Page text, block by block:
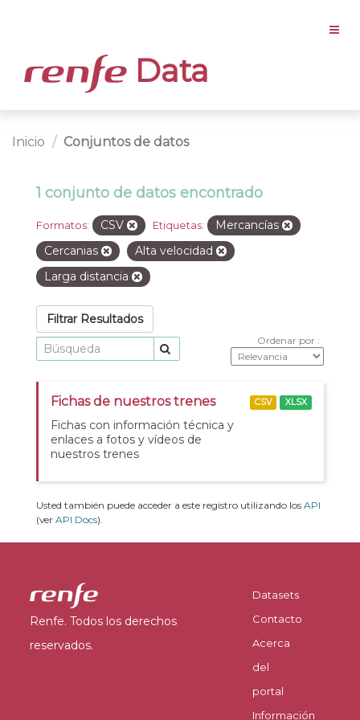
Data
Inicio Conjuntos de datos
1 conjunto de datos encontrado
Formatos: CSV Etiquetas:
Mercancías
Cercanias
Alta velocidad
Larga distancia
Filtrar Resultados
Ordenar por
Fichas de nuestros trenes
Fichas con información técnica y
enlaces a fotos y vídeos de
nuestros trenes
CSV XLSX
Usted también puede acceder a este registro utilizando los API
(ver API Docs).
Renfe. Todos los derechos
reservados.
Datasets
Contacto
Acerca
del
portal
Información